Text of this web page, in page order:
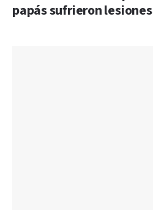
papás sufrieron lesiones